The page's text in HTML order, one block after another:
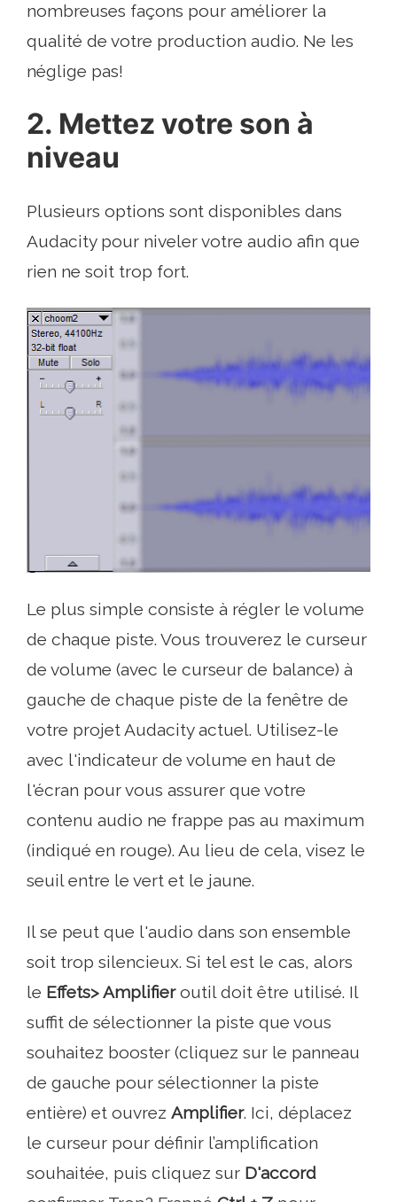
nombreuses façons pour améliorer la
qualité de votre production audio. Ne les
néglige pas!
2. Mettez votre son à
niveau
Plusieurs options sont disponibles dans
Audacity pour niveler votre audio afin que
rien ne soit trop fort.
Le plus simple consiste à régler le volume
de chaque piste. Vous trouverez le curseur
de volume (avec le curseur de balance) à
gauche de chaque piste de la fenêtre de
votre projet Audacity actuel. Utilisez-le
avec l'indicateur de volume en haut de
l'écran pour vous assurer que votre
contenu audio ne frappe pas au maximum
(indiqué en rouge). Au lieu de cela, visez le
seuil entre le vert et le jaune.
Il se peut que l'audio dans son ensemble
soit trop silencieux. Si tel est le cas, alors
le Effets> Amplifieroutil doit être utilisé. Il
suffit de sélectionner la piste que vous
souhaitez booster (cliquez sur le panneau
de gauche pour sélectionner la piste
entière) et ouvrez Amplifier. Ici, déplacez
le curseur pour définir l’amplification
souhaitée, puis cliquez sur D'accord